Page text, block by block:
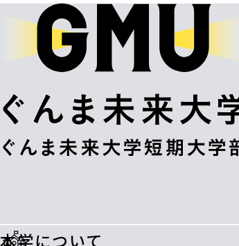
本学について